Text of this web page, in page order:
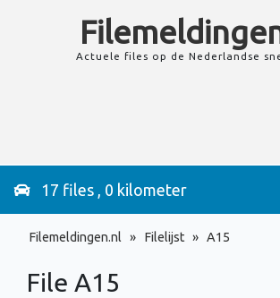
Actuele files op de Nederlandse
17 files , 0 kilometer
Filemeldingen.nl » Filelijst » A15
File A15